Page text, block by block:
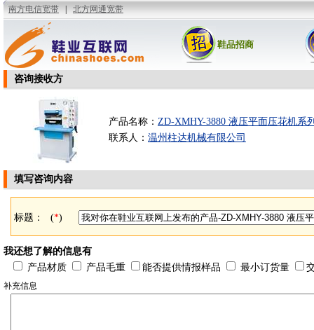
鞋品招商
咨询接收方
产品名称： ZD-XMHY-3880 液压平面压花机系
联系人： 温州柱达机械有限公司
填写咨询内容
标题： (*)
我还想了解的信息有
产品材质
产品毛重 能否提供情报样品 最小订货量
补充信息